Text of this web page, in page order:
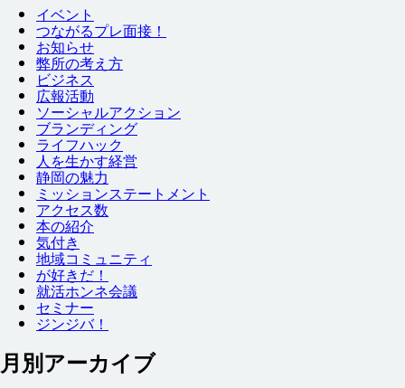
イベント
つながるプレ面接 ！
お知らせ
弊所の考え 方
ビジネス
広報活動
ソーシャルアクション
ブランディング
ライフハック
人を生かす経営
静岡の魅力
ミッションステートメント
アクセス数
本の紹介
気付き
地域コミュニティ
が好きだ！
就活ホンネ会議
セミナー
ジンジバ！
月別アーカイブ